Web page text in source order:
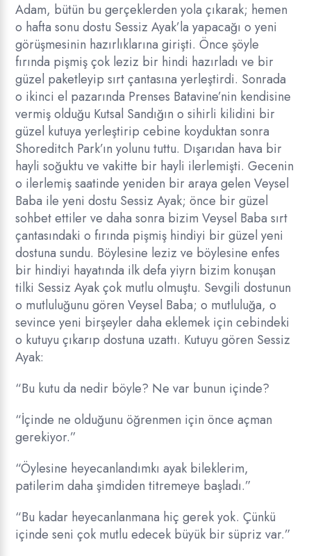
Adam, bütün bu gerçeklerden yola çıkarak; hemen
o hafta sonu dostu Sessiz Ayak’la yapacağı o yeni
görüşmesinin hazırlıklarına girişti. Önce şöyle
fırında pişmiş çok leziz bir hindi hazırladı ve bir
güzel paketleyip sırt çantasına yerleştirdi. Sonrada
o ikinci el pazarında Prenses Batavine’nin kendisine
vermiş olduğu Kutsal Sandığın o sihirli kilidini bir
güzel kutuya yerleştirip cebine koyduktan sonra
Shoreditch Park’ın yolunu tuttu. Dışarıdan hava bir
hayli soğuktu ve vakitte bir hayli ilerlemişti. Gecenin
o ilerlemiş saatinde yeniden bir araya gelen Veysel
Baba ile yeni dostu Sessiz Ayak; önce bir güzel
sohbet ettiler ve daha sonra bizim Veysel Baba sırt
çantasındaki o fırında pişmiş hindiyi bir güzel yeni
dostuna sundu. Böylesine leziz ve böylesine enfes
bir hindiyi hayatında ilk defa yiyrn bizim konuşan
tilki Sessiz Ayak çok mutlu olmuştu. Sevgili dostunun
o mutluluğunu gören Veysel Baba; o mutluluğa, o
sevince yeni birşeyler daha eklemek için cebindeki
o kutuyu çıkarıp dostuna uzattı. Kutuyu gören Sessiz
Ayak:
“Bu kutu da nedir böyle? Ne var bunun içinde?
“İçinde ne olduğunu öğrenmen için önce açman
gerekiyor.”
“Öylesine heyecanlandımkı ayak bileklerim,
patilerim daha şimdiden titremeye başladı.”
“Bu kadar heyecanlanmana hiç gerek yok. Çünkü
içinde seni çok mutlu edecek büyük bir süpriz var.”